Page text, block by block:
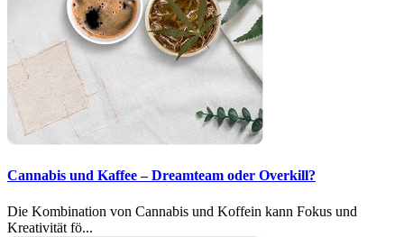
Cannabis und Kaffee – Dreamteam oder Overkill?
Die Kombination von Cannabis und Koffein kann Fokus und
Kreativität fö...